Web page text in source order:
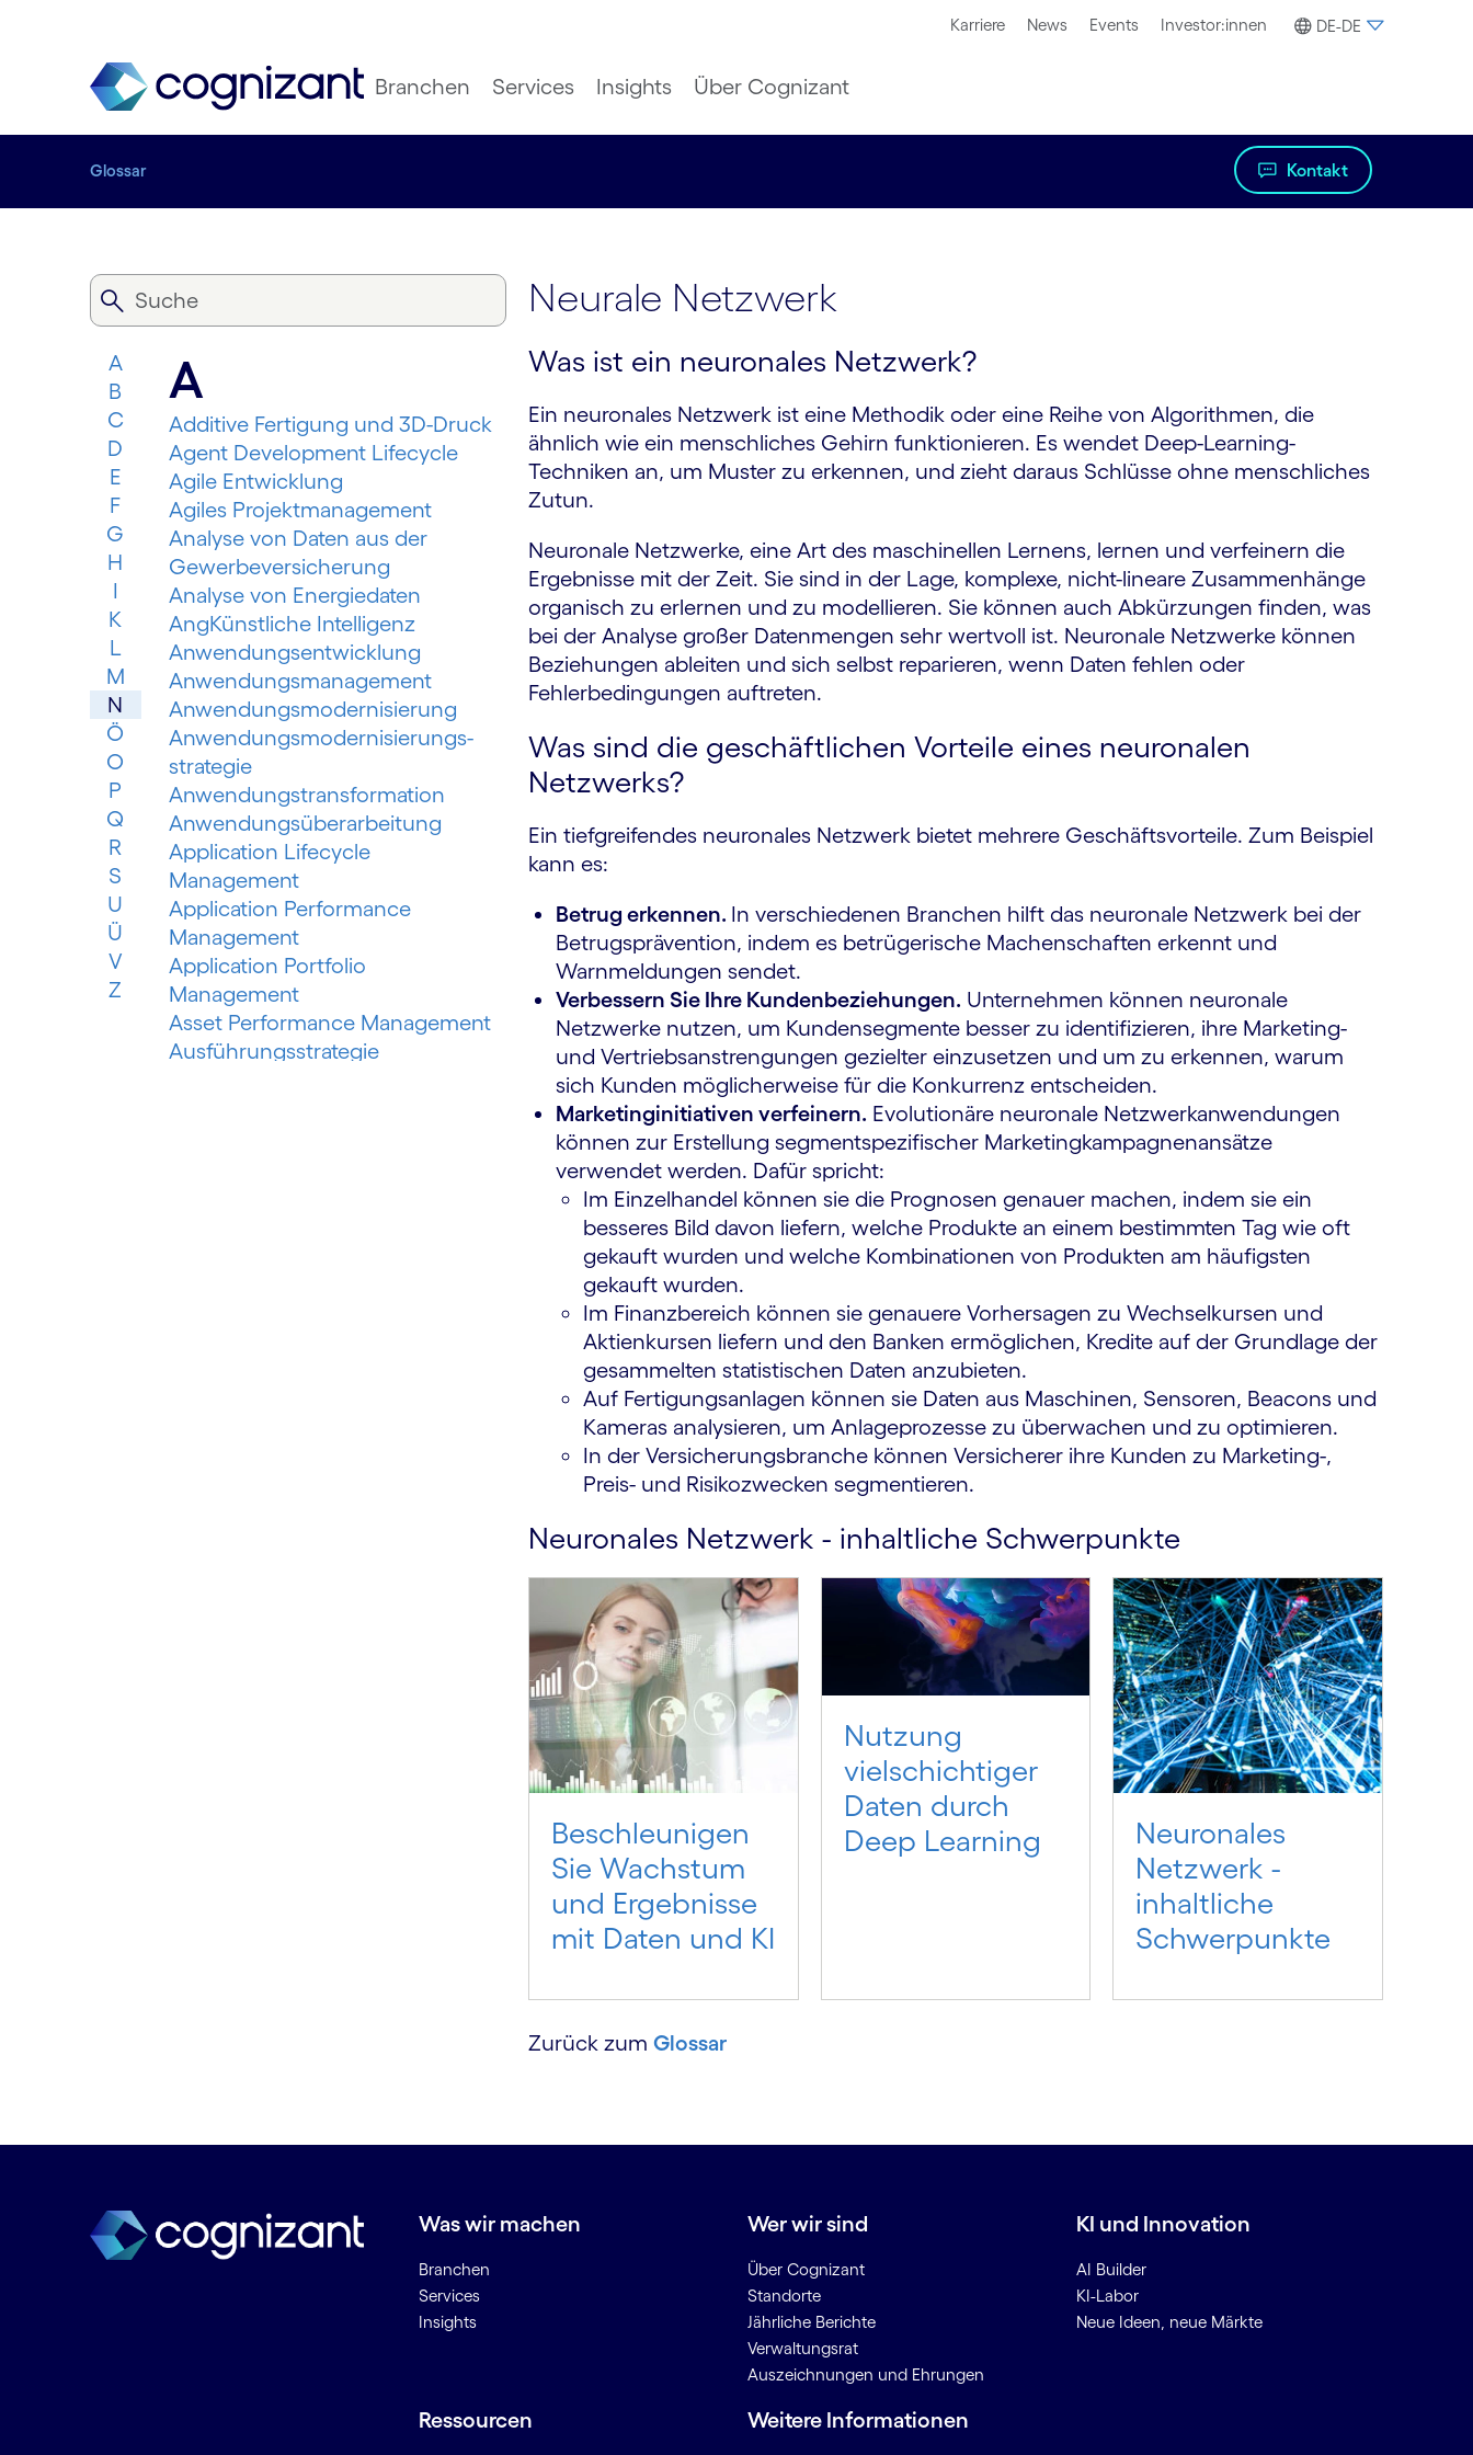
Karriere News Events Investor:innen DE-DE
Branchen Services Insights Über Cognizant
Glossar Kontakt
A
B
C
D
E
F
G
H
I
K
L
M
N
Ö
O
P
Q
R
S
U
Ü
V
Z
A
Additive Fertigung und 3D-Druck
Agent Development Lifecycle
Agile Entwicklung
Agiles Projektmanagement
Analyse von Daten aus der
Gewerbeversicherung
Analyse von Energiedaten
AngKünstliche Intelligenz
Anwendungsentwicklung
Anwendungsmanagement
Anwendungsmodernisierung
Anwendungsmodernisierungs­
strategie
Anwendungs­trans­for­mation
Anwendungsüberarbeitung
Application Lifecycle
Management
Application Performance
Management
Application Portfolio
Management
Asset Performance Management
Ausführungsstrategie
Data Governance
Neurale Netzwerk
Was ist ein neuronales Netzwerk?
Ein neuronales Netzwerk ist eine Methodik oder eine Reihe von Algorithmen, die
ähnlich wie ein menschliches Gehirn funktionieren. Es wendet Deep-Learning-
Techniken an, um Muster zu erkennen, und zieht daraus Schlüsse ohne menschliches
Zutun.
Neuronale Netzwerke, eine Art des maschinellen Lernens, lernen und verfeinern die
Ergebnisse mit der Zeit. Sie sind in der Lage, komplexe, nicht-lineare Zusammenhänge
organisch zu erlernen und zu modellieren. Sie können auch Abkürzungen finden, was
bei der Analyse großer Datenmengen sehr wertvoll ist. Neuronale Netzwerke können
Beziehungen ableiten und sich selbst reparieren, wenn Daten fehlen oder
Fehlerbedingungen auftreten.
Was sind die geschäftlichen Vorteile eines neuronalen
Netzwerks?
Ein tiefgreifendes neuronales Netzwerk bietet mehrere Geschäftsvorteile. Zum Beispiel
kann es:
Betrug erkennen. In verschiedenen Branchen hilft das neuronale Netzwerk bei der
Betrugsprävention, indem es betrügerische Machenschaften erkennt und
Warnmeldungen sendet.
Verbessern Sie Ihre Kundenbeziehungen. Unternehmen können neuronale
Netzwerke nutzen, um Kundensegmente besser zu identifizieren, ihre Marketing-
und Vertriebsanstrengungen gezielter einzusetzen und um zu erkennen, warum
sich Kunden möglicherweise für die Konkurrenz entscheiden.
Marketinginitiativen verfeinern. Evolutionäre neuronale Netzwerkanwendungen
können zur Erstellung segmentspezifischer Marketingkampagnenansätze
verwendet werden. Dafür spricht:
Im Einzelhandel können sie die Prognosen genauer machen, indem sie ein
besseres Bild davon liefern, welche Produkte an einem bestimmten Tag wie oft
gekauft wurden und welche Kombinationen von Produkten am häufigsten
gekauft wurden.
Im Finanzbereich können sie genauere Vorhersagen zu Wechselkursen und
Aktienkursen liefern und den Banken ermöglichen, Kredite auf der Grundlage der
gesammelten statistischen Daten anzubieten.
Auf Fertigungsanlagen können sie Daten aus Maschinen, Sensoren, Beacons und
Kameras analysieren, um Anlageprozesse zu überwachen und zu optimieren.
In der Versicherungsbranche können Versicherer ihre Kunden zu Marketing-,
Preis- und Risikozwecken segmentieren.
Neuronales Netzwerk - inhaltliche Schwerpunkte
Beschleunigen
Sie Wachstum
und Ergebnisse
mit Daten und KI
Nutzung
vielschichtiger
Daten durch
Deep Learning
Neuronales
Netzwerk -
inhaltliche
Schwerpunkte
Zurück zum Glossar
Was wir machen
Branchen
Services
Insights
Wer wir sind
Über Cognizant
Standorte
Jährliche Berichte
Verwaltungsrat
Auszeichnungen und Ehrungen
KI und Innovation
AI Builder
KI-Labor
Neue Ideen, neue Märkte
Ressourcen Weitere Informationen